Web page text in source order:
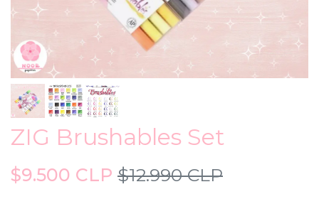
ZIG Brushables Set
$9.500 CLP $12.990 CLP